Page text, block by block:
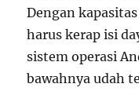
Dengan
harus kerap isi
sistem operasi
bawahnya udah